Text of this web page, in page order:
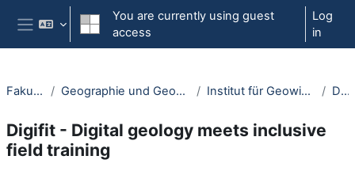
Skip to main content
Side panel
You are currently using guest
access
Log
in
Fakultäten Geographie und Geowissenschaften Institut für Geowissenschaften Digifit
Digifit - Digital geology meets inclusive
field training